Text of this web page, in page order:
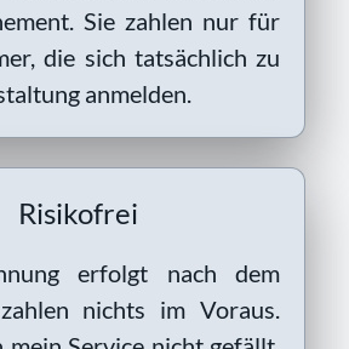
Sie zahlen nur für
die sich tatsächlich zu
anmelden.
Risikofrei
erfolgt nach dem
nichts im Voraus.